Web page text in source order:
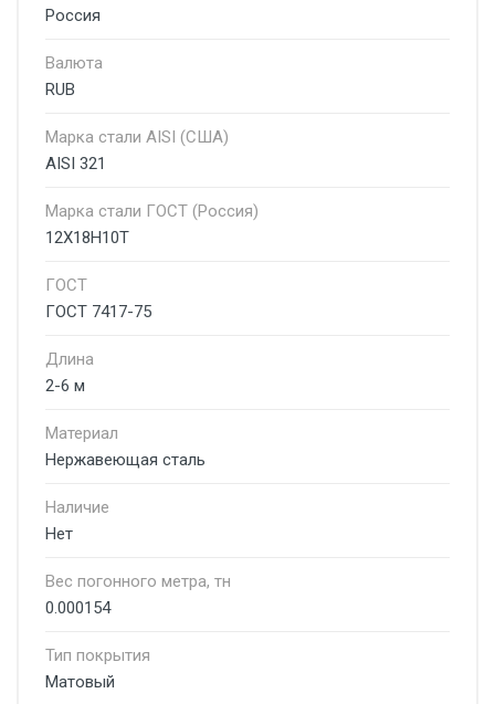
Россия
Валюта
RUB
Марка стали AISI (США)
AISI 321
Марка стали ГОСТ (Россия)
12Х18Н10Т
ГОСТ
ГОСТ 7417-75
Длина
2-6 м
Материал
Нержавеющая сталь
Наличие
Нет
Вес погонного метра, тн
0.000154
Тип покрытия
Матовый